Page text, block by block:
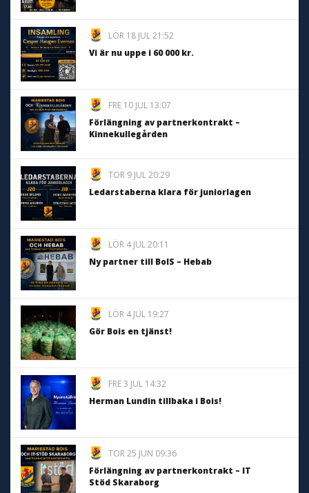
LÖR 18 JUL 21:52
Vi är nu uppe i 60 000 kr.
FRE 10 JUL 13:07
Förlängning av partnerkontrakt –
Kinnekullegården
TOR 9 JUL 20:29
Ledarstaberna klara för juniorlagen
LÖR 4 JUL 20:11
Ny partner till BoIS – Hebab
LÖR 4 JUL 19:27
Gör Bois en tjänst!
FRE 3 JUL 14:32
Herman Lundin tillbaka i Bois!
TOR 25 JUN 09:36
Förlängning av partnerkontrakt – IT
Stöd Skaraborg